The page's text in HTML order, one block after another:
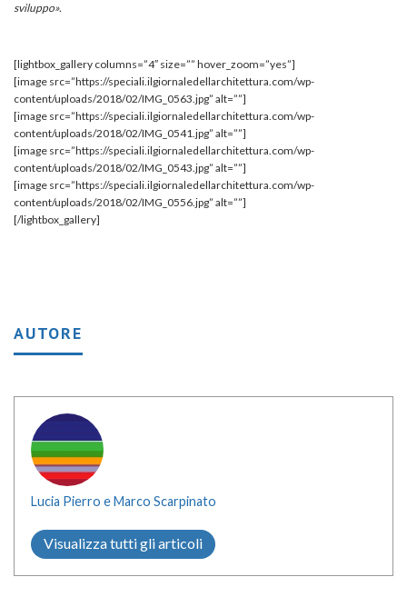
sviluppo».
[lightbox_gallery columns=”4″ size=”” hover_zoom=”yes”]
[image src=”https://speciali.ilgiornaledellarchitettura.com/wp-
content/uploads/2018/02/IMG_0563.jpg” alt=””]
[image src=”https://speciali.ilgiornaledellarchitettura.com/wp-
content/uploads/2018/02/IMG_0541.jpg” alt=””]
[image src=”https://speciali.ilgiornaledellarchitettura.com/wp-
content/uploads/2018/02/IMG_0543.jpg” alt=””]
[image src=”https://speciali.ilgiornaledellarchitettura.com/wp-
content/uploads/2018/02/IMG_0556.jpg” alt=””]
[/lightbox_gallery]
AUTORE
Lucia Pierro e Marco Scarpinato
Visualizza tutti gli articoli